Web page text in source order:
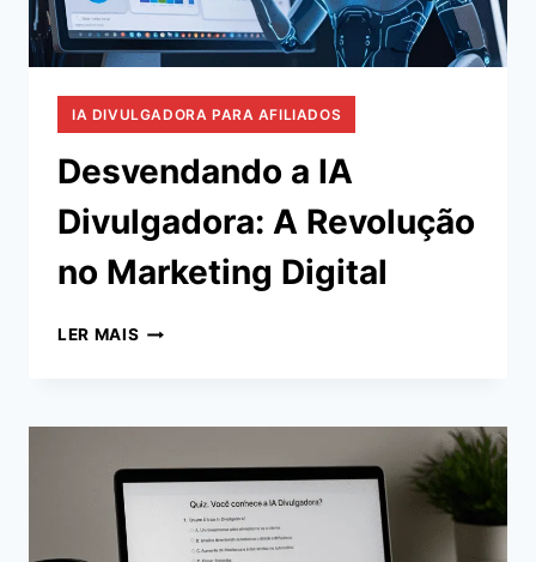
IA DIVULGADORA PARA AFILIADOS
Desvendando a IA
Divulgadora: A Revolução
no Marketing Digital
LER MAIS DESVENDANDO
A
NO
MARKETING
DIGITAL